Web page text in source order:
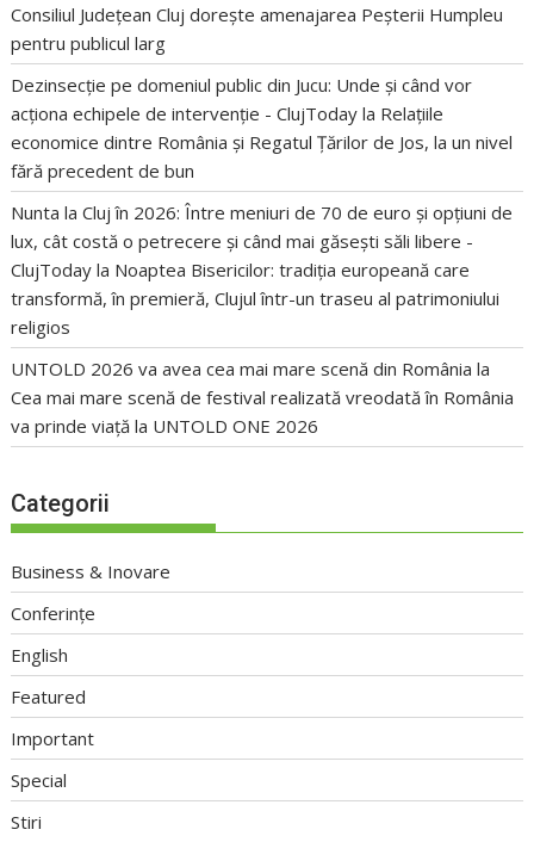
Consiliul Județean Cluj dorește amenajarea Peșterii Humpleu
pentru publicul larg
Dezinsecție pe domeniul public din Jucu: Unde și când vor
acționa echipele de intervenție - ClujToday la Relațiile
economice dintre România și Regatul Țărilor de Jos, la un nivel
fără precedent de bun
Nunta la Cluj în 2026: Între meniuri de 70 de euro și opțiuni de
lux, cât costă o petrecere și când mai găsești săli libere -
ClujToday la Noaptea Bisericilor: tradiția europeană care
transformă, în premieră, Clujul într-un traseu al patrimoniului
religios
UNTOLD 2026 va avea cea mai mare scenă din România la
Cea mai mare scenă de festival realizată vreodată în România
va prinde viață la UNTOLD ONE 2026
Categorii
Business & Inovare
Conferințe
English
Featured
Important
Special
Stiri